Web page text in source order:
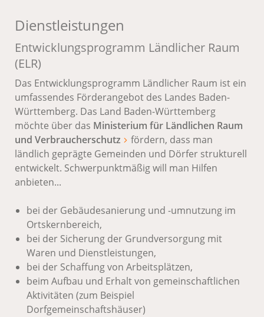
Dienstleistungen
Entwicklungsprogramm Ländlicher Raum
(ELR)
Das Entwicklungsprogramm Ländlicher Raum ist ein
umfassendes Förderangebot des Landes Baden-
Württemberg. Das Land Baden-Württemberg
möchte über das Ministerium für Ländlichen Raum
und Verbraucherschutz
fördern, dass man
ländlich geprägte Gemeinden und Dörfer strukturell
entwickelt. Schwerpunktmäßig will man Hilfen
anbieten...
bei der Gebäudesanierung und -umnutzung im
Ortskernbereich,
bei der Sicherung der Grundversorgung mit
Waren und Dienstleistungen,
bei der Schaffung von Arbeitsplätzen,
beim Aufbau und Erhalt von gemeinschaftlichen
Aktivitäten (zum Beispiel
Dorfgemeinschaftshäuser)